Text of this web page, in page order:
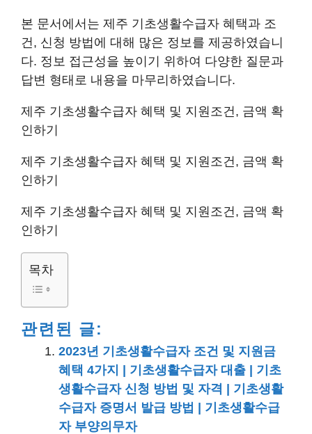
본 문서에서는 제주 기초생활수급자 혜택과 조
건, 신청 방법에 대해 많은 정보를 제공하였습니
다. 정보 접근성을 높이기 위하여 다양한 질문과
답변 형태로 내용을 마무리하였습니다.
제주 기초생활수급자 혜택 및 지원조건, 금액 확
인하기
제주 기초생활수급자 혜택 및 지원조건, 금액 확
인하기
제주 기초생활수급자 혜택 및 지원조건, 금액 확
인하기
목차
관련된 글:
2023년 기초생활수급자 조건 및 지원금
혜택 4가지 | 기초생활수급자 대출 | 기초
생활수급자 신청 방법 및 자격 | 기초생활
수급자 증명서 발급 방법 | 기초생활수급
자 부양의무자